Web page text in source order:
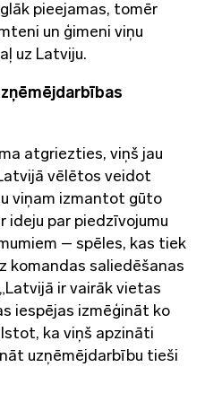
pieejamas, tomēr
un ģimeni viņu
uz Latviju​.
atgriezties, viņš jau
vēlētos veidot
viņam izmantot gūto
ideju par piedzīvojumu
– spēles, kas tiek
komandas saliedēšanas
ir vairāk vietas
iespējas izmēģināt ko
ka viņš apzināti
uzņēmējdarbību tieši